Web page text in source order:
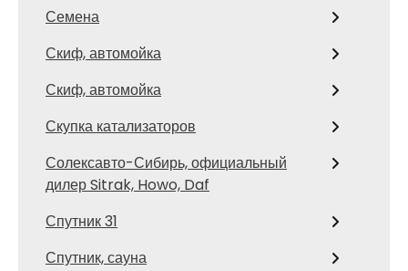
Семена
Скиф, автомойка
Скиф, автомойка
Скупка катализаторов
Солексавто-Сибирь, официальный
дилер Sitrak, Howo, Daf
Спутник 31
Спутник, сауна